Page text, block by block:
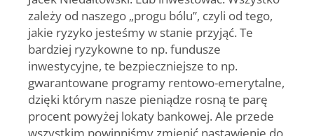
zależy od naszego „progu bólu”, czyli od tego,
jakie ryzyko jesteśmy w stanie przyjąć. Te
bardziej ryzykowne to np. fundusze
inwestycyjne, te bezpieczniejsze to np.
gwarantowane programy rentowo-emerytalne,
dzięki którym nasze pieniądze rosną te parę
procent powyżej lokaty bankowej. Ale przede
wszystkim powinniśmy zmienić nastawienie do